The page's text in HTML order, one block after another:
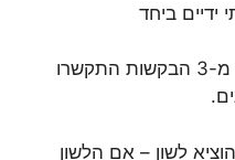
אם האדם נתקל בקושי באחד מ-3 הבקשות התקשרו
לשון – אם הלשון